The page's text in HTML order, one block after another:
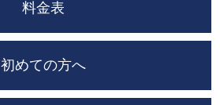
料金表
初めての方へ